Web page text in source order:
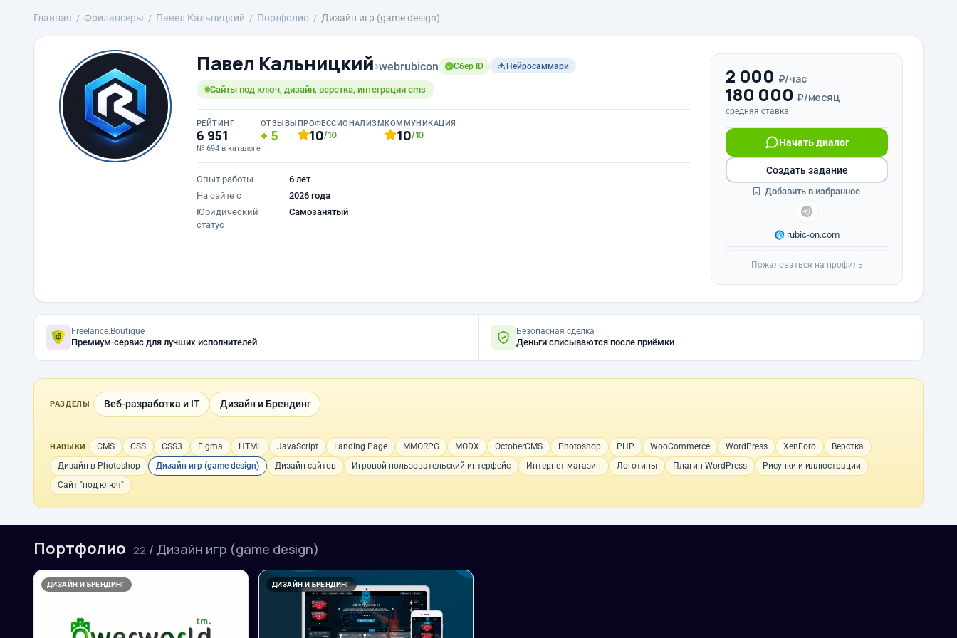
Главная Фрилансеры Павел Кальницкий Портфолио Дизайн игр (game design)
Павел Кальницкий›webrubicon Сбер ID Нейросаммари
Сайты под ключ, дизайн, верстка, интеграции cms
РЕЙТИНГ
6 951
№ 694 в каталоге
ОТЗЫВЫ
5
ПРОФЕССИОНАЛИЗМ
10/10
КОММУНИКАЦИЯ
10/10
Опыт работы
6 лет
На сайте с
2026 года
Юридический
статус
Самозанятый
2 000 ₽/час
180 000 ₽/месяц
средняя ставка
Начать диалог
rubic-on.com
Создать задание
Добавить в избранное
Пожаловаться на профиль
Freelance.Boutique
Премиум-сервис для лучших исполнителей
Безопасная сделка
Деньги списываются после приёмки
РАЗДЕЛЫ Веб-разработка и IT Дизайн и Брендинг
НАВЫКИ CMS CSS CSS3 Figma HTML JavaScript Landing Page MMORPG MODX OctoberCMS Photoshop PHP WooCommerce WordPress XenForo
Верстка
Дизайн в Photoshop
Дизайн игр (game design) Дизайн сайтов Игровой пользовательский интерфейс Интернет магазин Логотипы Плагин WordPress
Рисунки и иллюстрации
Сайт "под ключ"
Портфолио · 22 / Дизайн игр (game design)
ДИЗАЙН И БРЕНДИНГ ДИЗАЙН И БРЕНДИНГ